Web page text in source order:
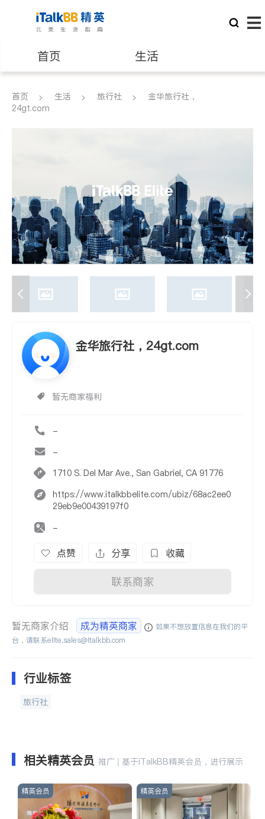
首页 生活
医生 律师
养老 非盈利组织
首页 生活 旅行社
金华旅行社，
24gt.com
金华旅行社，24gt.com
暂无商家福利
-
-
1710 S. Del Mar Ave., San Gabriel, CA 91776
https://www.italkbbelite.com/ubiz/68ac2ee0
29eb9e00439197f0
-
点赞 分享 收藏
联系商家
暂无商家介绍 成为精英商家
如果不想放置信息在我们的平
台，请联系elite.sales@italkbb.com
行业标签
旅行社
相关精英会员 推广 | 基于iTalkBB精英会员，进行展示
精英会员 精英会员